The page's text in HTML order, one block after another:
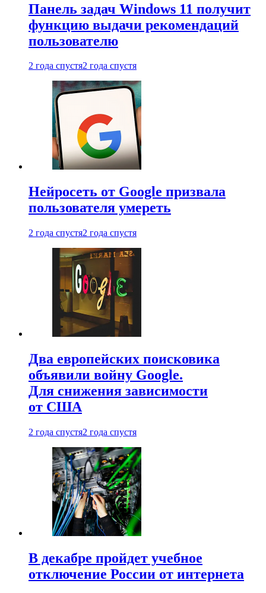
Панель задач Windows 11 получит
функцию выдачи рекомендаций
пользователю
2 года спустя2 года спустя
Нейросеть от Google призвала
пользователя умереть
2 года спустя2 года спустя
Два европейских поисковика
объявили войну Google.
Для снижения зависимости
от США
2 года спустя2 года спустя
В декабре пройдет учебное
отключение России от интернета